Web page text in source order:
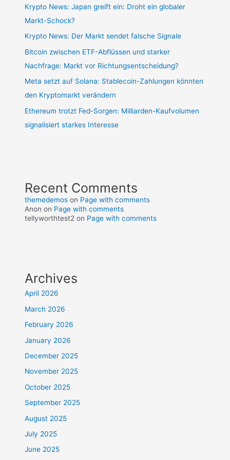
Krypto News: Japan greift ein: Droht ein globaler
Markt-Schock?
Krypto News: Der Markt sendet falsche Signale
Bitcoin zwischen ETF-Abflüssen und starker
Nachfrage: Markt vor Richtungsentscheidung?
Meta setzt auf Solana: Stablecoin-Zahlungen könnten
den Kryptomarkt verändern
Ethereum trotzt Fed-Sorgen: Milliarden-Kaufvolumen
signalisiert starkes Interesse
Recent Comments
themedemos on Page with comments
Anon on Page with comments
tellyworthtest2 on Page with comments
Archives
April 2026
March 2026
February 2026
January 2026
December 2025
November 2025
October 2025
September 2025
August 2025
July 2025
June 2025